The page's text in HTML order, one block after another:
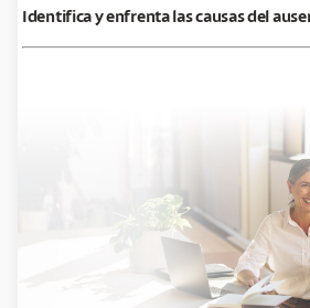
Identifica y enfrenta las causas del